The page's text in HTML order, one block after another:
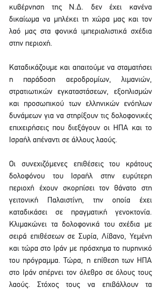
κυβέρνηση της Ν.Δ. δεν έχει κανένα
δικαίωμα να μπλέκει τη χώρα μας και τον
λαό μας στα φονικά ιμπεριαλιστικά σχέδια
στην περιοχή.
Καταδικάζουμε και απαιτούμε να σταματήσει
η παράδοση αεροδρομίων, λιμανιών,
στρατιωτικών εγκαταστάσεων, εξοπλισμών
και προσωπικού των ελληνικών ενόπλων
δυνάμεων για να στηρίξουν τις δολοφονικές
επιχειρήσεις που διεξάγουν οι ΗΠΑ και το
Ισραήλ απέναντι σε άλλους λαούς.
Οι συνεχιζόμενες επιθέσεις του κράτους
δολοφόνου του Ισραήλ στην ευρύτερη
περιοχή έχουν σκορπίσει τον θάνατο στη
γειτονική Παλαιστίνη, την οποία έχει
καταδικάσει σε πραγματική γενοκτονία.
Κλιμακώνει τα δολοφονικά του σχέδια με
σειρά επιθέσεων σε Συρία, Λίβανο, Υεμένη
και τώρα στο Ιράν με πρόσχημα το πυρηνικό
του πρόγραμμα. Τώρα, η επίθεση των ΗΠΑ
στο Ιράν σπέρνει τον όλεθρο σε όλους τους
λαούς. Στόχος τους να επιβάλλουν τα